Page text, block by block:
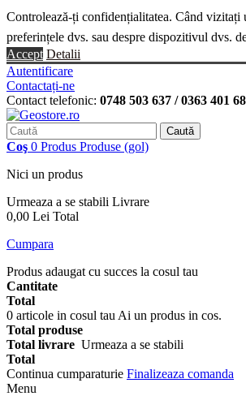
Controlează-ți confidențialitatea. Când vizitați
preferințele dvs. sau despre dispozitivul dvs.
Accept Detalii
Autentificare
Contactați-ne
Contact telefonic: 0748 503 637 / 0363 401
Caută
Coş 0 Produs Produse (gol)
Nici un produs
Urmeaza a se stabili Livrare
0,00 Lei Total
Cumpara
Produs adaugat cu succes la cosul tau
Cantitate
Total
0 articole in cosul tau Ai un produs in cos.
Total produse
Total livrare Urmeaza a se stabili
Total
Continua cumparaturie Finalizeaza comanda
Menu